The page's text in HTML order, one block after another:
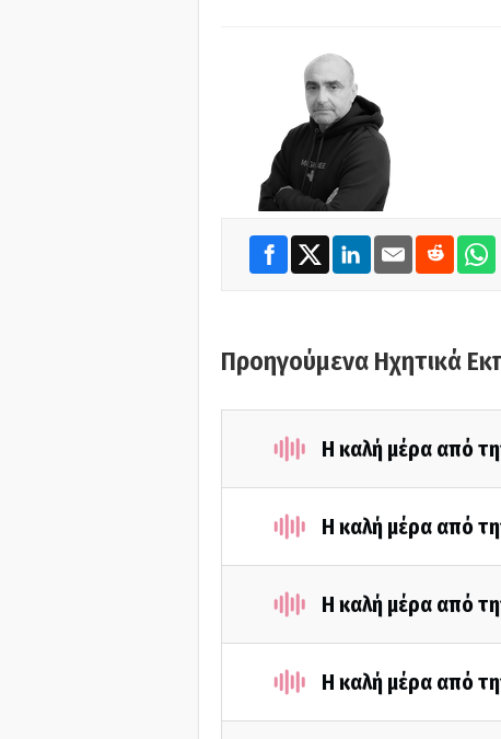
Προηγούμενα Ηχητικά
Η καλή μέρα από
Η καλή μέρα από
Η καλή μέρα από
Η καλή μέρα από